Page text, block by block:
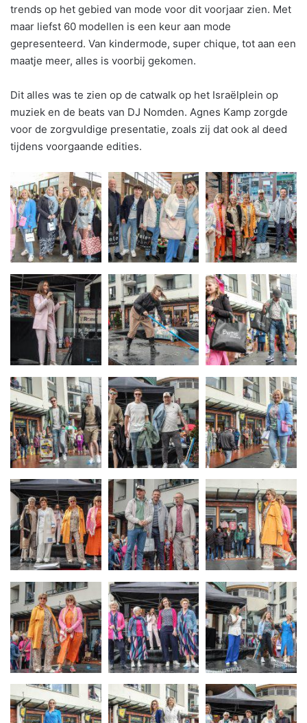
trends op het gebied van mode voor dit voorjaar zien. Met
maar liefst 60 modellen is een keur aan mode
gepresenteerd. Van kindermode, super chique, tot aan een
maatje meer, alles is voorbij gekomen.
Dit alles was te zien op de catwalk op het Israëlplein op
muziek en de beats van DJ Nomden. Agnes Kamp zorgde
voor de zorgvuldige presentatie, zoals zij dat ook al deed
tijdens voorgaande edities.